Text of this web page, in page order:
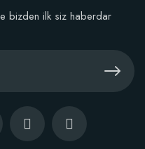
bizden ilk siz haberdar